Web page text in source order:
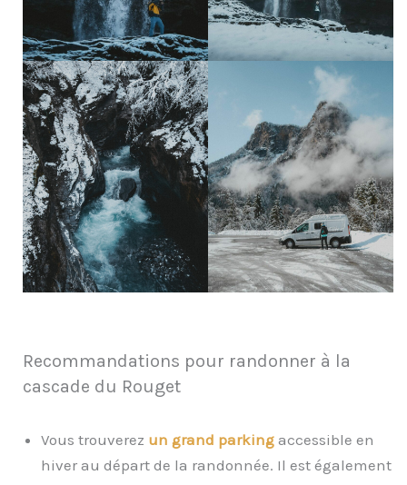
Recommandations pour randonner à la
cascade du Rouget
Vous trouverez un grand parking accessible en
hiver au départ de la randonnée. Il est également